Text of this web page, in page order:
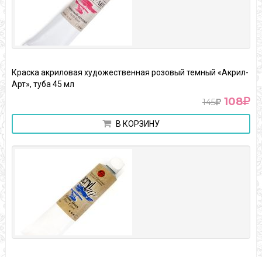
Краска акриловая художественная розовый темный «Акрил-
Арт», туба 45 мл
145 108
В КОРЗИНУ